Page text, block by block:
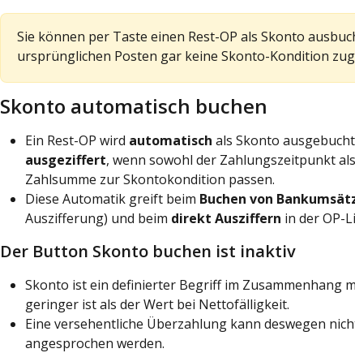
Sie können per Taste einen Rest-OP als Skonto
ursprünglichen Posten gar keine Skonto-Kondition
Skonto automatisch buchen
Ein Rest-OP wird automatisch als Skonto
ausgeziffert, wenn sowohl der Zahlungszeitpunkt
Zahlsumme zur Skontokondition passen.
Diese Automatik greift beim Buchen von
Auszifferung) und beim direkt Ausziffern in der OP-
Der Button Skonto buchen ist inaktiv
Skonto ist ein definierter Begriff im Zusammenhang
geringer ist als der Wert bei Nettofälligkeit.
Eine versehentliche Überzahlung kann deswegen
angesprochen werden.